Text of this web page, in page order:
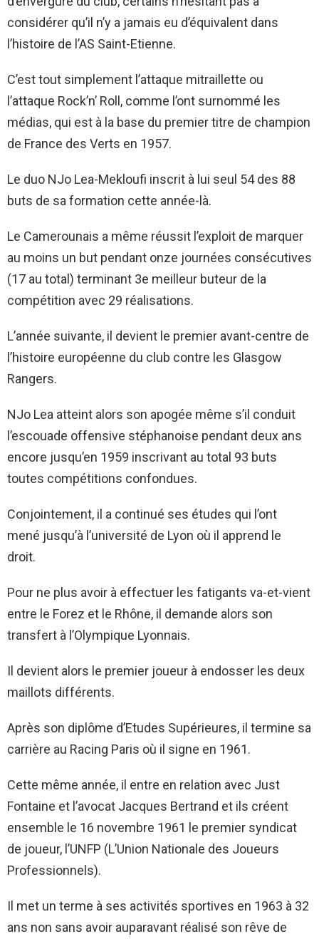
considérer qu’il n’y a jamais eu d’équivalent dans
l’histoire de l’AS Saint-Etienne.
C’est tout simplement l’attaque mitraillette ou
l’attaque Rock’n’ Roll, comme l’ont surnommé les
médias, qui est à la base du premier titre de champion
de France des Verts en 1957.
Le duo NJo Lea-Mekloufi inscrit à lui seul 54 des 88
buts de sa formation cette année-là.
Le Camerounais a même réussit l’exploit de marquer
au moins un but pendant onze journées consécutives
(17 au total) terminant 3e meilleur buteur de la
compétition avec 29 réalisations.
L’année suivante, il devient le premier avant-centre de
l’histoire européenne du club contre les Glasgow
Rangers.
NJo Lea atteint alors son apogée même s’il conduit
l’escouade offensive stéphanoise pendant deux ans
encore jusqu’en 1959 inscrivant au total 93 buts
toutes compétitions confondues.
Conjointement, il a continué ses études qui l’ont
mené jusqu’à l’université de Lyon où il apprend le
droit.
Pour ne plus avoir à effectuer les fatigants va-et-vient
entre le Forez et le Rhône, il demande alors son
transfert à l’Olympique Lyonnais.
Il devient alors le premier joueur à endosser les deux
maillots différents.
Après son diplôme d’Etudes Supérieures, il termine sa
carrière au Racing Paris où il signe en 1961.
Cette même année, il entre en relation avec Just
Fontaine et l’avocat Jacques Bertrand et ils créent
ensemble le 16 novembre 1961 le premier syndicat
de joueur, l’UNFP (L’Union Nationale des Joueurs
Professionnels).
Il met un terme à ses activités sportives en 1963 à 32
ans non sans avoir auparavant réalisé son rêve de